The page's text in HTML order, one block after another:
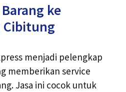
ke
Cibitung
menjadi pelengkap
memberikan service
Jasa ini cocok untuk